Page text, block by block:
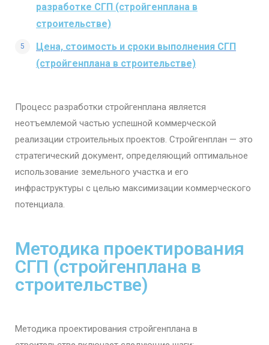
разработке СГП (стройгенплана в
строительстве)
Цена, стоимость и сроки выполнения СГП
(стройгенплана в строительстве)
Процесс разработки стройгенплана является
неотъемлемой частью успешной коммерческой
реализации строительных проектов. Стройгенплан — это
стратегический документ, определяющий оптимальное
использование земельного участка и его
инфраструктуры с целью максимизации коммерческого
потенциала.
Методика проектирования
СГП (стройгенплана в
строительстве)
Методика проектирования стройгенплана в